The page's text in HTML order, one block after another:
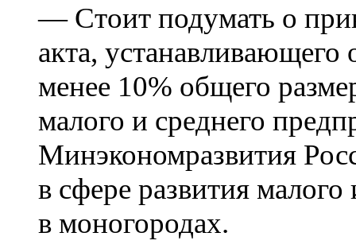
— Стоит подумать о
акта, устанавливающего
менее 10% общего
малого и среднего
Минэкономразвития
в сфере развития
в моногородах.